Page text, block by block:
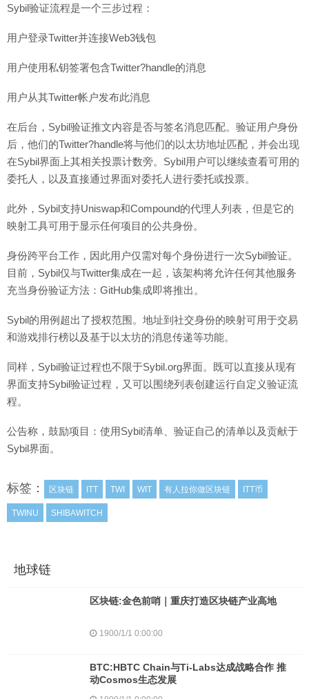
Sybil验证流程是一个三步过程：
用户登录Twitter并连接Web3钱包
用户使用私钥签署包含Twitter?handle的消息
用户从其Twitter帐户发布此消息
在后台，Sybil验证推文内容是否与签名消息匹配。验证用户身份
后，他们的Twitter?handle将与他们的以太坊地址匹配，并会出现
在Sybil界面上其相关投票计数旁。Sybil用户可以继续查看可用的
委托人，以及直接通过界面对委托人进行委托或投票。
此外，Sybil支持Uniswap和Compound的代理人列表，但是它的
映射工具可用于显示任何项目的公共身份。
身份跨平台工作，因此用户仅需对每个身份进行一次Sybil验证。
目前，Sybil仅与Twitter集成在一起，该架构将允许任何其他服务
充当身份验证方法：GitHub集成即将推出。
Sybil的用例超出了授权范围。地址到社交身份的映射可用于交易
和游戏排行榜以及基于以太坊的消息传递等功能。
同样，Sybil验证过程也不限于Sybil.org界面。既可以直接从现有
界面支持Sybil验证过程，又可以围绕列表创建运行自定义验证流
程。
公告称，鼓励项目：使用Sybil清单、验证自己的清单以及贡献于
Sybil界面。
标签： 区块链 ITT TWI WIT 有人拉你做区块链 ITT币
TWINU SHIBAWITCH
地球链
区块链:金色前哨｜重庆打造区块链产业高地
1900/1/1 0:00:00
BTC:HBTC Chain与Ti-Labs达成战略合作 推
动Cosmos生态发展